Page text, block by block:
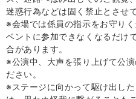
迷惑行為などは固く禁止とさせ
※会場では係員の指示をお守り
ベントに参加できなくなるだけ
合があります。
※公演中、大声を張り上げて公
ださい。
※ステージに向かって駆け出し